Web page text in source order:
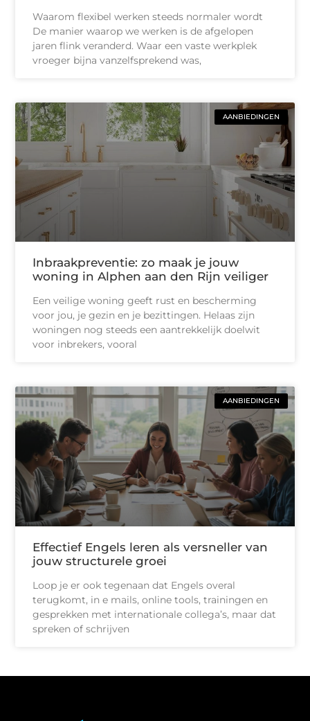
Waarom flexibel werken steeds normaler wordt
De manier waarop we werken is de afgelopen
jaren flink veranderd. Waar een vaste werkplek
vroeger bijna vanzelfsprekend was,
AANBIEDINGEN
Inbraakpreventie: zo maak je jouw
woning in Alphen aan den Rijn veiliger
Een veilige woning geeft rust en bescherming
voor jou, je gezin en je bezittingen. Helaas zijn
woningen nog steeds een aantrekkelijk doelwit
voor inbrekers, vooral
AANBIEDINGEN
Effectief Engels leren als versneller van
jouw structurele groei
Loop je er ook tegenaan dat Engels overal
terugkomt, in e mails, online tools, trainingen en
gesprekken met internationale collega’s, maar dat
spreken of schrijven